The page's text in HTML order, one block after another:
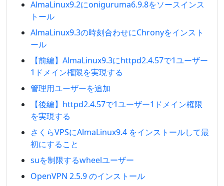
AlmaLinux9.2にoniguruma6.9.8をソースインス
トール
AlmaLinux9.3の時刻合わせにChronyをインスト
ール
【前編】AlmaLinux9.3にhttpd2.4.57で1ユーザー
1ドメイン権限を実現する
管理用ユーザーを追加
【後編】httpd2.4.57で1ユーザー1ドメイン権限
を実現する
さくらVPSにAlmaLinux9.4 をインストールして最
初にすること
suを制限するwheelユーザー
OpenVPN 2.5.9 のインストール